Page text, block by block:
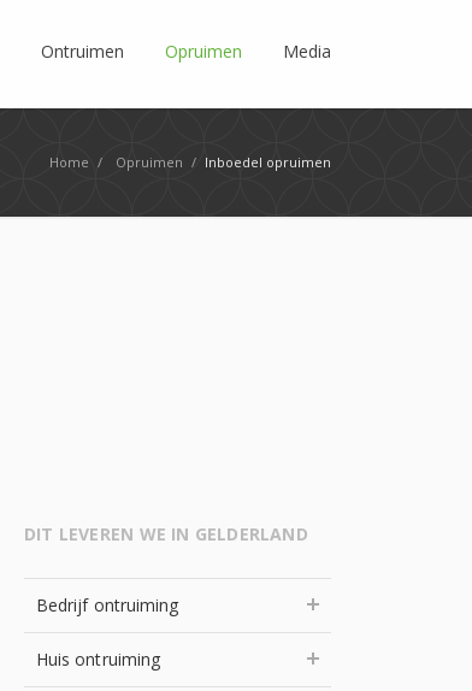
Ontruimen Opruimen Media
Home / Opruimen / Inboedel opruimen
DIT LEVEREN WE IN GELDERLAND
Bedrijf ontruiming
Huis ontruiming